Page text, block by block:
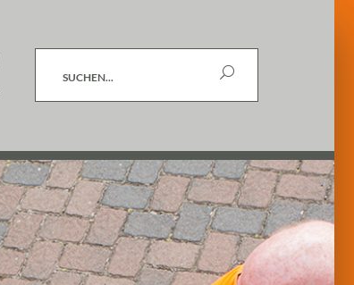
Suchen